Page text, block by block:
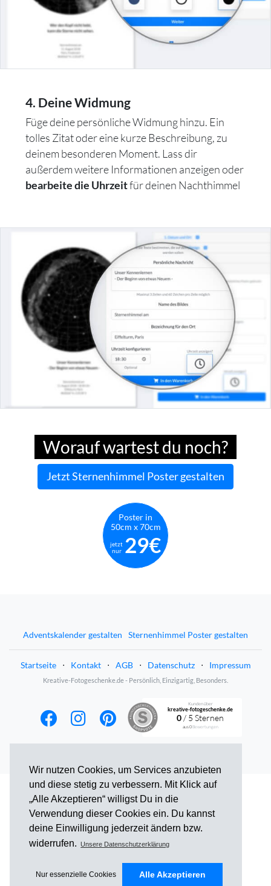
Wir nutzen Cookies, um Services anzubieten
und diese stetig zu verbessern. Mit Klick auf
„Alle Akzeptieren“ willigst Du in die
Verwendung dieser Cookies ein. Du kannst
deine Einwilligung jederzeit ändern bzw.
widerrufen.
Unsere Datenschutzerklärung
Nur essenzielle Cookies Alle Akzeptieren
4. Deine Widmung
Füge deine persönliche Widmung hinzu. Ein
tolles Zitat oder eine kurze Beschreibung, zu
deinem besonderen Moment. Lass dir
außerdem weitere Informationen anzeigen oder
bearbeite die Uhrzeitfür deinen Nachthimmel
Worauf wartest du noch?
Jetzt Sternenhimmel Poster gestalten
Poster in
50cm x 70cm
jetzt
nur 29€
Adventskalender gestalten Sternenhimmel Poster gestalten
Startseite ⋅ Kontakt ⋅ AGB ⋅ Datenschutz ⋅ Impressum
Kreative-Fotogeschenke.de - Persönlich, Einzigartig, Besonders.
Kunden über
kreative-fotogeschenke.de
0 / 5 Sternen
aus0Bewertungen